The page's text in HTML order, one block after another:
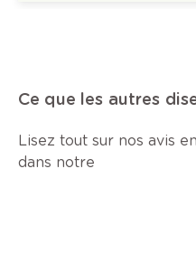
Ce que les autres
Lisez tout sur nos avis
dans notre